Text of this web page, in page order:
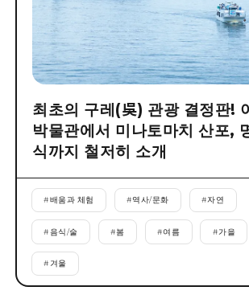
최초의 구레(吳) 관광 결정판!
박물관에서 미나토마치 산포,
식까지 철저히 소개
#배움과 체험 #역사/문화 #자연
#음식/술 #봄 #여름 #가을
# 겨울